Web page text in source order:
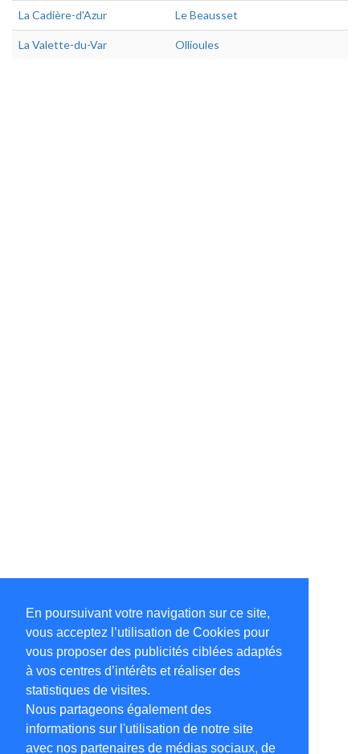
En poursuivant votre navigation sur ce site,
vous acceptez l’utilisation de Cookies pour
vous proposer des publicités ciblées adaptés
à vos centres d’intérêts et réaliser des
statistiques de visites.
Nous partageons également des
informations sur l'utilisation de notre site
avec nos partenaires de médias sociaux, de
La Cadière-d'Azur Le Beausset
La Valette-du-Var Ollioules